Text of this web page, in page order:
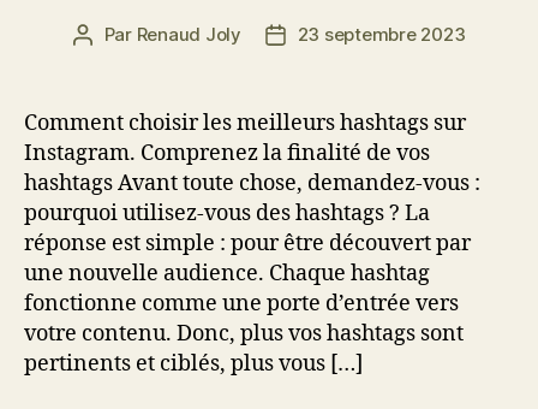
Auteur
Par Renaud Joly
Date23 septembre 2023
Comment choisir les meilleurs hashtags sur
Instagram. Comprenez la finalité de vos
hashtags Avant toute chose, demandez-vous :
pourquoi utilisez-vous des hashtags ? La
réponse est simple : pour être découvert par
une nouvelle audience. Chaque hashtag
fonctionne comme une porte d’entrée vers
votre contenu. Donc, plus vos hashtags sont
pertinents et ciblés, plus vous […]